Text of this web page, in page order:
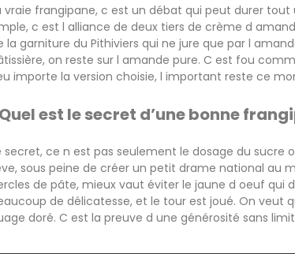
vraie frangipane, c est un débat qui peut durer
c est l alliance de deux tiers de crème d
la garniture du Pithiviers qui ne jure que par l
on reste sur l amande pure. C est fou
importe la version choisie, l important reste ce
Quel est le secret d’une bonne
secret, ce n est pas seulement le dosage du sucre
sous peine de créer un petit drame national au
de pâte, mieux vaut éviter le jaune d oeuf qui
de délicatesse, et le tour est joué. On
doré. C est la preuve d une générosité sans